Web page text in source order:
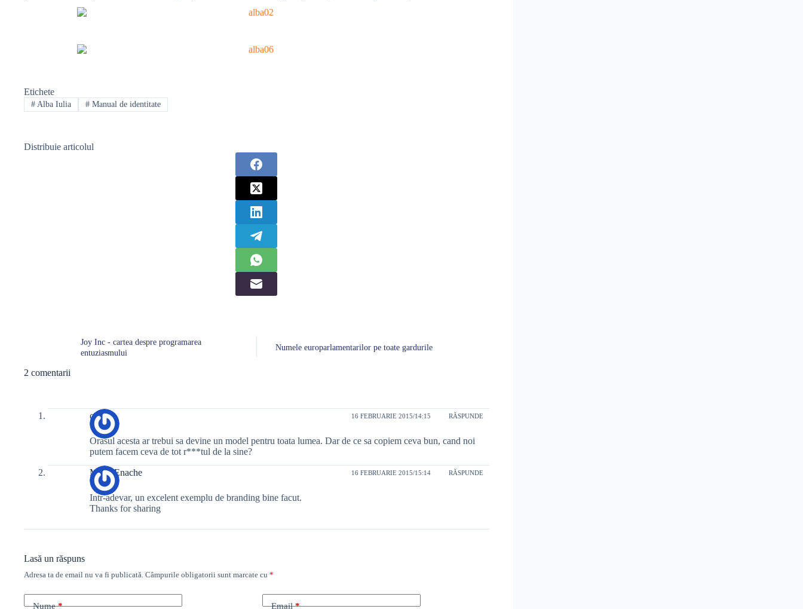
Etichete
#Alba Iulia #Manual de identitate
Distribuie articolul
Joy Inc - cartea despre programarea
entuziasmului
Numele europarlamentarilor pe toate gardurile
2 comentarii
cotos 16 FEBRUARIE 2015/14:15 RĂSPUNDE
Orasul acesta ar trebui sa devine un model pentru toata lumea. Dar de ce sa copiem ceva bun, cand noi
putem facem ceva de tot r***tul de la sine?
Mihai Enache 16 FEBRUARIE 2015/15:14 RĂSPUNDE
Intr-adevar, un excelent exemplu de branding bine facut.
Thanks for sharing
Lasă un răspuns
Adresa ta de email nu va fi publicată. Câmpurile obligatorii sunt marcate cu *
Nume* Email*